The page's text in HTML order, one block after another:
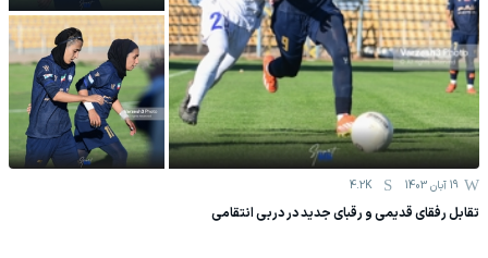
19 آبان 1403 4.2K
تقابل رفقای قدیمی و رقبای جدید در دربی انتقامی